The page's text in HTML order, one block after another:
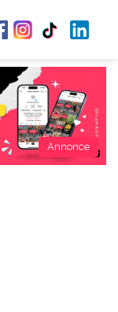
Annonce